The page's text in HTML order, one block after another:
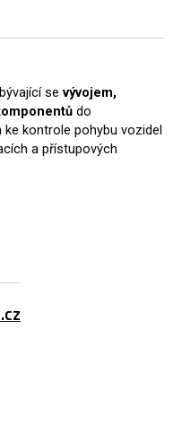
se vývojem,
do
kontrole pohybu vozidel
a přístupových